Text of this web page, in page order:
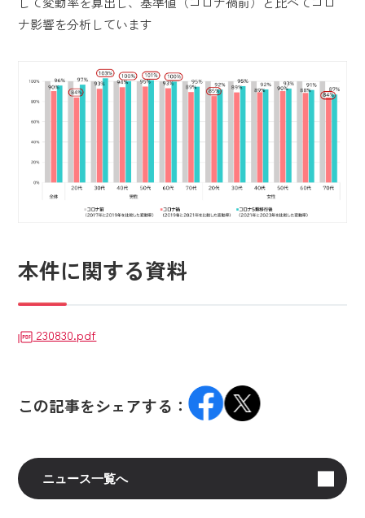
ナ影響を分析しています
本件に関する資料
230830.pdf
この記事をシェアする：
ニュース一覧へ